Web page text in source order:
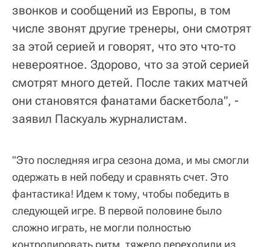
звонков и сообщений из Европы, в том
числе звонят другие тренеры, они смотрят
за этой серией и говорят, что это что-то
невероятное. Здорово, что за этой серией
смотрят много детей. После таких матчей
они становятся фанатами баскетбола", -
заявил Паскуаль журналистам.
"Это последняя игра сезона дома, и мы смогли
одержать в ней победу и сравнять счет. Это
фантастика! Идем к тому, чтобы победить в
следующей игре. В первой половине было
сложно играть, не могли полностью
контролировать ритм, тяжело переходили из